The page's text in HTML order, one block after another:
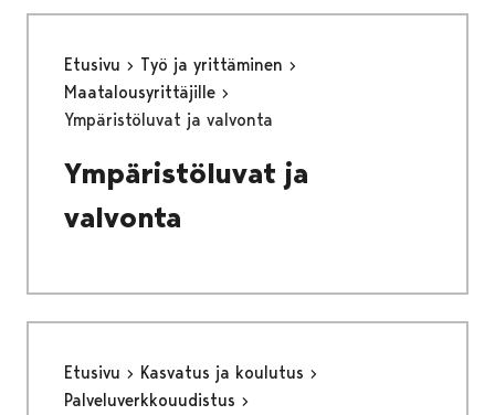
Etusivu
Työ ja yrittäminen
Maatalousyrittäjille
Ympäristöluvat ja valvonta
Ympäristöluvat ja
valvonta
Etusivu
Kasvatus ja koulutus
Palveluverkkouudistus